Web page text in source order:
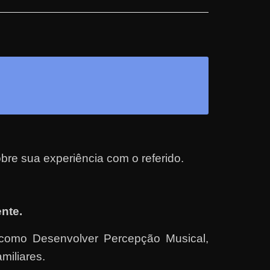
sua experiência com o referido.
Desenvolver Percepção Musical,